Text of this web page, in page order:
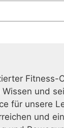
Fitness-
Wissen und
für unsere
und